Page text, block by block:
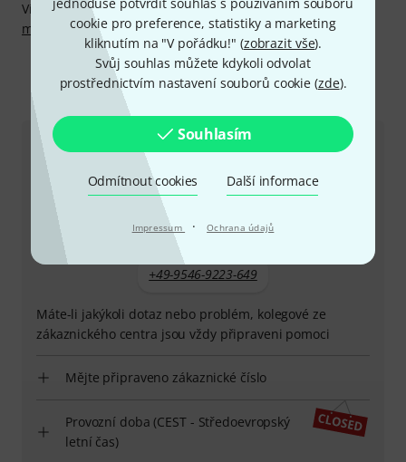
cookie pro preference, statistiky a marketing
kliknutím na "V pořádku!" (zobrazit vše).
Svůj souhlas můžete kdykoli odvolat
prostřednictvím nastavení souborů cookie (zde).
Souhlasím
Odmítnout cookies Další informace
Impressum · Ochrana údajů
Více informací o výrobci najdete zde:http://www.abm-
mueller.com
Kontaktujte nás
Zákaznický servis - Česko
+49-9546-9223-649
Máte-li jakýkoli dotaz nebo problém, kolegové ze
zákaznického centra jsou vždy připraveni pomoci
Mějte připraveno zákaznické číslo
Provozní doba (CEST - Středoevropský
letní čas)